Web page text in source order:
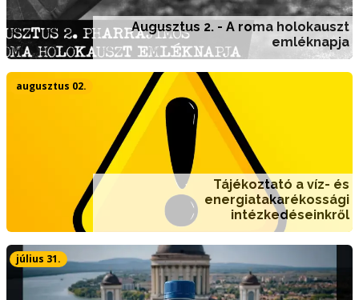
Augusztus 2. - A roma holokauszt
emléknapja
Tájékoztató a víz- és
energiatakarékossági
intézkedéseinkről
augusztus 02.
július 31.